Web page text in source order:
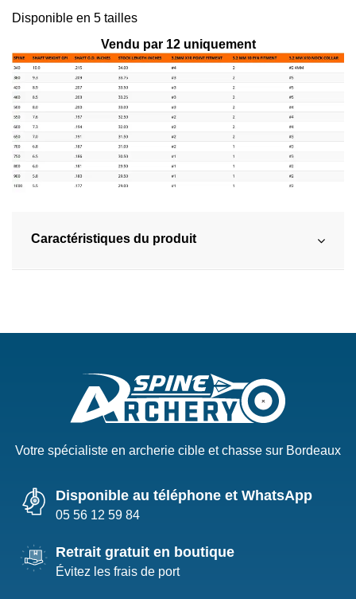
Disponible en 5 tailles
Vendu par 12 uniquement
Caractéristiques du produit
Votre spécialiste en archerie cible et chasse sur Bordeaux
Disponible au téléphone et WhatsApp
05 56 12 59 84
Retrait gratuit en boutique
Évitez les frais de port